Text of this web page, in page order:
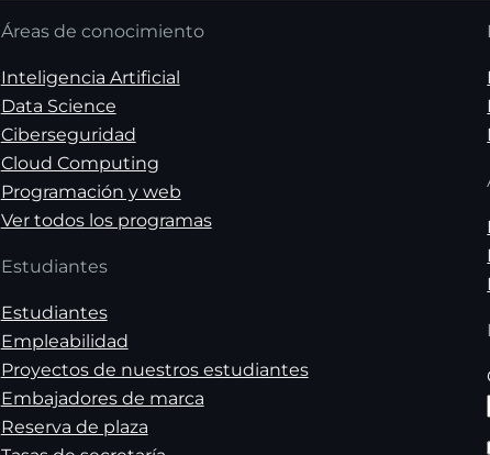
Áreas de conocimiento
Inteligencia Artificial
Data Science
Ciberseguridad
Cloud Computing
Programación y web
Ver todos los programas
Estudiantes
Estudiantes
Empleabilidad
Proyectos de nuestros estudiantes
Embajadores de marca
Reserva de plaza